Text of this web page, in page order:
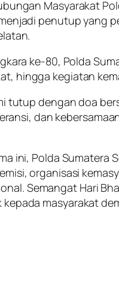
Masyarakat
penutup yang
ke-80, Polda
hingga kegiatan
tutup dengan doa
dan
ini, Polda
organisasi
Semangat Hari
masyarakat